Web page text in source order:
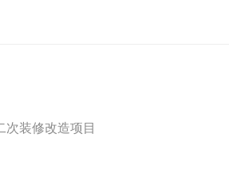
次装修改造项目